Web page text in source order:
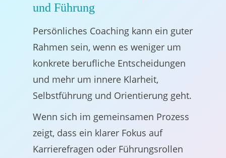
und Führung
Persönliches Coaching kann ein guter
Rahmen sein, wenn es weniger um
konkrete berufliche Entscheidungen
und mehr um innere Klarheit,
Selbstführung und Orientierung geht.
Wenn sich im gemeinsamen Prozess
zeigt, dass ein klarer Fokus auf
Karrierefragen oder Führungsrollen